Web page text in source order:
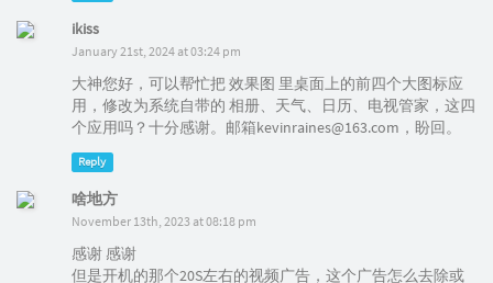
ikiss
January 21st, 2024 at 03:24 pm
大神您好，可以帮忙把 效果图 里桌面上的前四个大图标应
用，修改为系统自带的 相册、天气、日历、电视管家，这四
个应用吗？十分感谢。邮箱kevinraines@163.com，盼回。
Reply
啥地方
November 13th, 2023 at 08:18 pm
感谢 感谢
但是开机的那个20S左右的视频广告，这个广告怎么去除或